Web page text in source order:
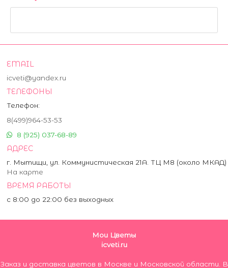
EMAIL
icveti@yandex.ru
ТЕЛЕФОНЫ
Телефон:
8(499)964-53-53
8 (925) 037-68-89
АДРЕС
г. Мытищи, ул. Коммунистическая 21А. ТЦ М8 (около МКАД)
На карте
ВРЕМЯ РАБОТЫ
с 8:00 до 22:00 без выходных
Мои Цветы
icveti.ru
Заказ и доставка цветов в Москве и Московской области. В